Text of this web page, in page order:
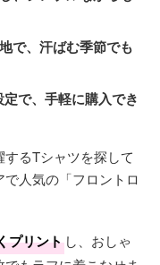
で、汗ばむ季節でも
で、手軽に購入でき
るTシャツを探して
人気の「フロントロ
プリント し、おしゃ